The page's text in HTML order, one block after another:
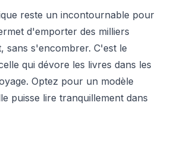
reste un incontournable pour
d'emporter des milliers
sans s'encombrer. C'est le
qui dévore les livres dans les
Optez pour un modèle
puisse lire tranquillement dans